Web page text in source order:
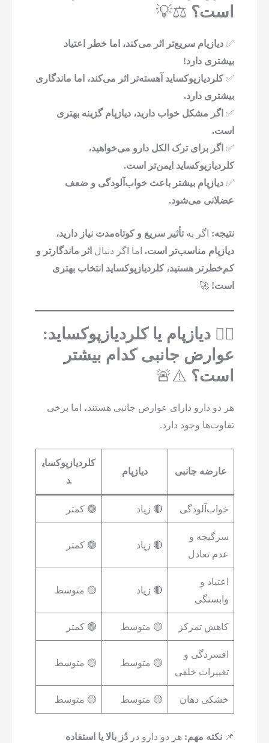
است؟ ⚖️💡
✅دیازپام سریع‌تر اثر می‌کند، اما خطر اعتیاد
بیشتری دارد!
✅کلردیازپوکساید آهسته‌تر اثر می‌کند، اما ماندگاری
بیشتری دارد.
✅ اگر مشکل خواب دارید، دیازپام گزینه بهتری
است.
✅ اگر برای ترک الکل دارو می‌خواهید،
کلردیازپوکساید ایمن‌تر است.
✅دیازپام بیشتر باعث خواب‌آلودگی و ضعف
عضلانی می‌شود.
نتیجه: اگر بهتأثیر سریع و کوتاه‌مدت نیاز دارید،
دیازپام مناسب‌تر است. اما اگر دنبال اثر ماندگارتر و
کم‌خطرتر هستید، کلردیازپوکساید انتخاب بهتری
است! 🚀
۴️⃣ دیازپام یا کلردیازپوکساید:
عوارض جانبی کدام بیشتر
است؟ ⚠️🚨
هر دو دارو دارای عوارض جانبی هستند، اما برخی
تفاوت‌ها وجود دارد.
عارضه جانبی دیازپام
کلردیازپوکسای
د
خواب‌آلودگی 🔴 زیاد 🟢 کمتر
سرگیجه و
عدم تعادل
🔴 زیاد 🟢 کمتر
اعتیاد و
وابستگی
🔴 زیاد 🟡 متوسط
کاهش تمرکز 🟡 متوسط 🟢 کمتر
افسردگی و
تغییرات خلقی
🟡 متوسط 🟡 متوسط
خشکی دهان 🟡 متوسط 🟡 متوسط
📌نکته مهم: هر دو دارو دردُز بالا یا استفاده